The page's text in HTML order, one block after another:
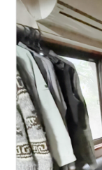
お知らせ
会社概要
よくある質問
採用情報